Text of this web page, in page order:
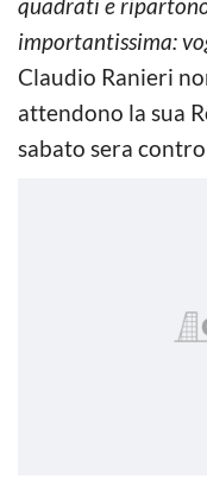
importantissima:
Claudio Ranieri
attendono la sua
sabato sera